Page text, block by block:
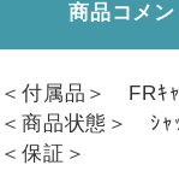
商品コメン
＜付属品＞ FRｷ
＜商品状態＞ ｼ
＜保証＞